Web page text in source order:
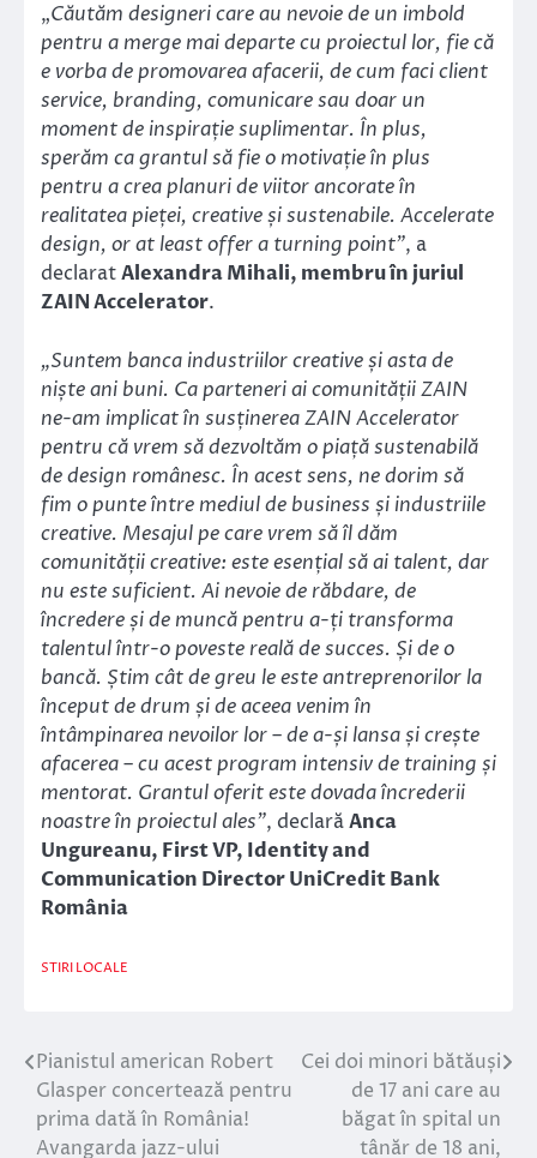
„Căutăm designeri care au nevoie de un imbold
pentru a merge mai departe cu proiectul lor, fie că
e vorba de promovarea afacerii, de cum faci client
service, branding, comunicare sau doar un
moment de inspirație suplimentar. În plus,
sperăm ca grantul să fie o motivație în plus
pentru a crea planuri de viitor ancorate în
realitatea pieței, creative și sustenabile. Accelerate
design, or at least offer a turning point”, a
declaratAlexandra Mihali, membru în juriul
ZAIN Accelerator.
„Suntem banca industriilor creative și asta de
niște ani buni. Ca parteneri ai comunității ZAIN
ne-am implicat în susținerea ZAIN Accelerator
pentru că vrem să dezvoltăm o piață sustenabilă
de design românesc. În acest sens, ne dorim să
fim o punte între mediul de business și industriile
creative. Mesajul pe care vrem să îl dăm
comunității creative: este esențial să ai talent, dar
nu este suficient. Ai nevoie de răbdare, de
încredere și de muncă pentru a-ți transforma
talentul într-o poveste reală de succes. Și de o
bancă. Știm cât de greu le este antreprenorilor la
început de drum și de aceea venim în
întâmpinarea nevoilor lor – de a-și lansa și crește
afacerea – cu acest program intensiv de training și
mentorat. Grantul oferit este dovada încrederii
noastre în proiectul ales”, declarăAnca
Ungureanu, First VP, Identity and
Communication Director UniCredit Bank
România
STIRI LOCALE
Navigare
în
Pianistul american Robert
Glasper concertează pentru
prima dată în România!
Avangarda jazz-ului
Cei doi minori bătăuși
de 17 ani care au
băgat în spital un
tânăr de 18 ani,